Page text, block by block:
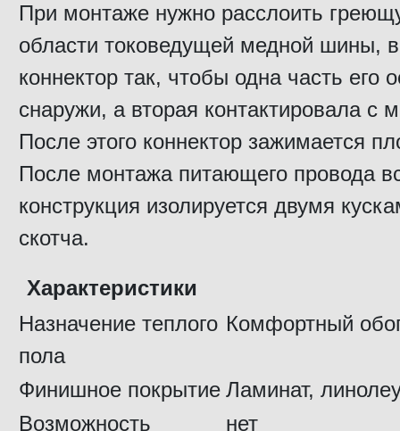
При монтаже нужно расслоить
области токоведущей медной шины,
коннектор так, чтобы одна часть его
снаружи, а вторая контактировала с
После этого коннектор зажимается
После монтажа питающего провода
конструкция изолируется двумя
скотча.
Характеристики
Назначение теплого
пола
Комфортный
Финишное покрытие Ламинат,
Возможность
нет